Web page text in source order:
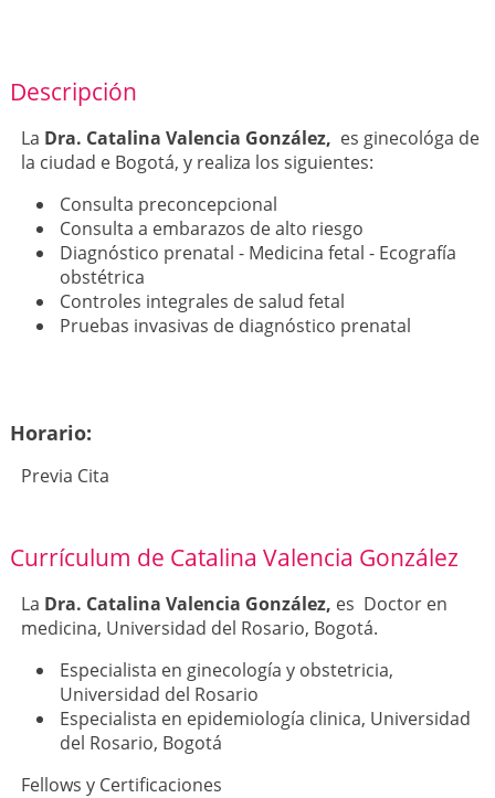
Descripción
La Dra. Catalina Valencia González, es ginecológa de
la ciudad e Bogotá, y realiza los siguientes:
Consulta preconcepcional
Consulta a embarazos de alto riesgo
Diagnóstico prenatal - Medicina fetal - Ecografía
obstétrica
Controles integrales de salud fetal
Pruebas invasivas de diagnóstico prenatal
Horario:
Previa Cita
Currículum de Catalina Valencia González
La Dra. Catalina Valencia González, es Doctor en
medicina, Universidad del Rosario, Bogotá.
Especialista en ginecología y obstetricia,
Universidad del Rosario
Especialista en epidemiología clinica, Universidad
del Rosario, Bogotá
Fellows y Certificaciones